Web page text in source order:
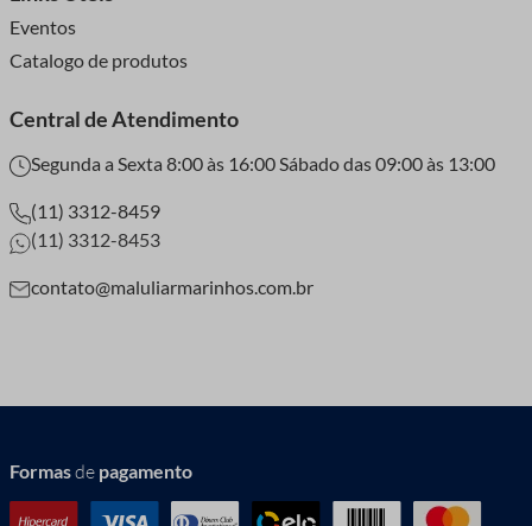
Eventos
Catalogo de produtos
Central de Atendimento
Segunda a Sexta 8:00 às 16:00 Sábado das 09:00 às 13:00
(11) 3312-8459
(11) 3312-8453
contato@maluliarmarinhos.com.br
Formasde pagamento